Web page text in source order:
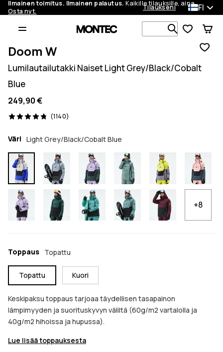
Ilmainen toimitus. Ilmainen palautus. Kaikille tilauksille, aina.
Osta nyt.
Tilaukseni FI
Etsi 1 000+
Doom W
Lumilautailutakki Naiset Light Grey/Black/Cobalt
Blue
249,90 €
(1140)
1140 arvostelut, 4.8/5
Väri Light Grey/Black/Cobalt Blue
+8
Toppaus Topattu
Topattu Kuori
Keskipaksu toppaus tarjoaa täydellisen tasapainon
lämpimyyden ja suorituskyvyn väliltä (60g/m2 vartalolla ja
40g/m2 hihoissa ja hupussa).
Lue lisää toppauksesta